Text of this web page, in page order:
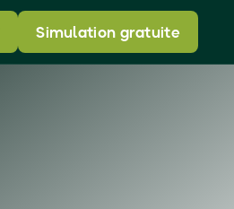
Simulation gratuite